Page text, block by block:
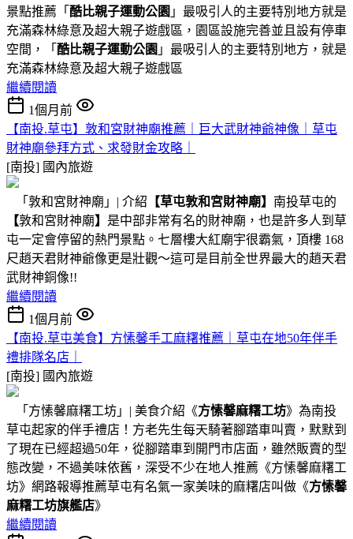
景點推薦「 酷比親子運動公園 」最吸引人的主要特別地方就是
充滿森林綠意及超大親子遊戲區，園區設施完善並且設有停車
空間，「 酷比親子運動公園 」最吸引人的主要特別地方，就是
充滿森林綠意及超大親子遊戲區
繼續閱讀
1個月前
【南投.草屯】敦和宮財神廟推薦｜巨大武財神爺神像｜草屯
財神廟參拜方式、求發財金攻略｜
[南投] 國內旅遊
「敦和宮財神廟」| 介紹 【草屯敦和宮財神廟】 南投草屯的
【敦和宮財神廟】 是中部非常有名的財神廟，也是許多人到草
屯一定會停留的熱門景點。七層樓大紅廟宇很霸氣，頂樓 168
尺趙天君財神爺像更是壯觀～這可是目前全世界最大的趙天君
武財神銅像!!
繼續閱讀
1個月前
【南投.草屯美食】方愫馨手工麻糬推薦｜草屯在地50年伴手
禮排隊名店｜
[南投] 國內旅遊
「方愫馨麻糬工坊」| 美食介紹《方愫馨麻糬工坊》為南投
草屯起家的伴手禮店！方老先生每天騎著腳踏車叫賣，默默到
了現在已經超過50年，從腳踏車到開門市店面，雖然販賣的型
態改變，不過美味依舊，深受不少在地人推薦《方愫馨麻糬工
坊》網路報導推薦草屯有名氣一家美味的麻糬店叫做《方愫馨
麻糬工坊旗艦店》
繼續閱讀